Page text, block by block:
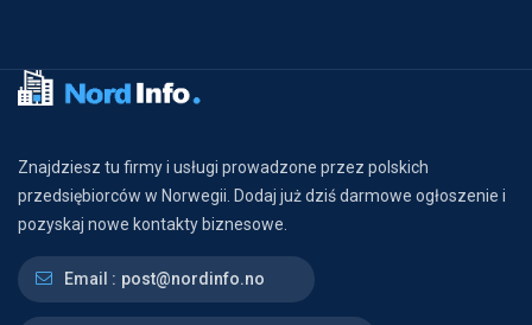
Znajdziesz tu firmy i usługi prowadzone przez polskich
przedsiębiorców w Norwegii. Dodaj już dziś darmowe ogłoszenie i
pozyskaj nowe kontakty biznesowe.
Email : post@nordinfo.no